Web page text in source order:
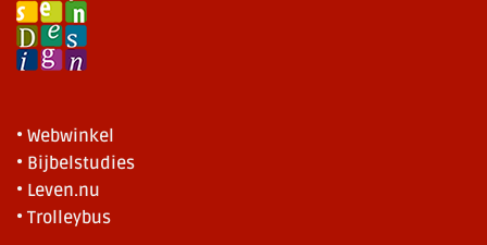
• Webwinkel
• Bijbelstudies
• Leven.nu
• Trolleybus